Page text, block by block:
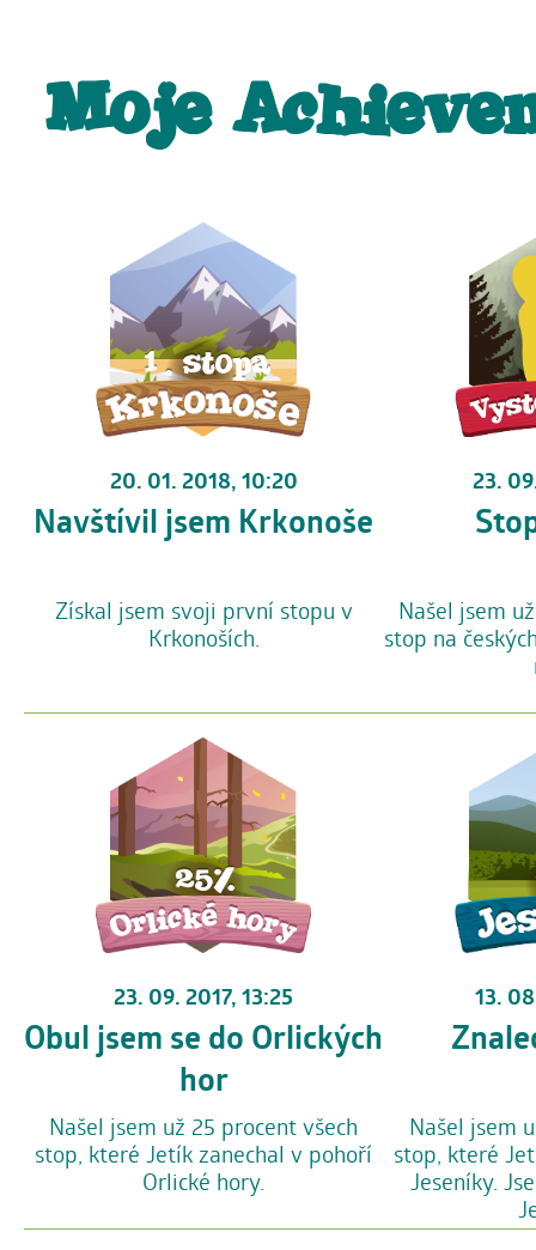
Moje
20. 01. 2018, 10:20
Navštívil jsem Krkonoše
Získal jsem svoji první stopu v
Krkonoších.
23.
Našel jsem
stop na
23. 09. 2017, 13:25
Obul jsem se do Orlických
hor
Našel jsem už 25 procent všech
stop, které Jetík zanechal v pohoří
Orlické hory.
13.
Našel jsem
stop, které
Jeseníky.